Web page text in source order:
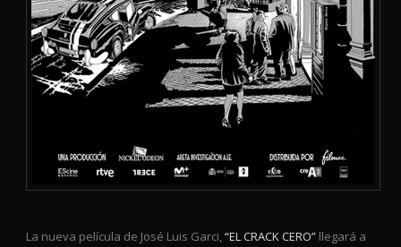
La nueva película de José Luis Garci,“EL CRACK CERO” llegará a